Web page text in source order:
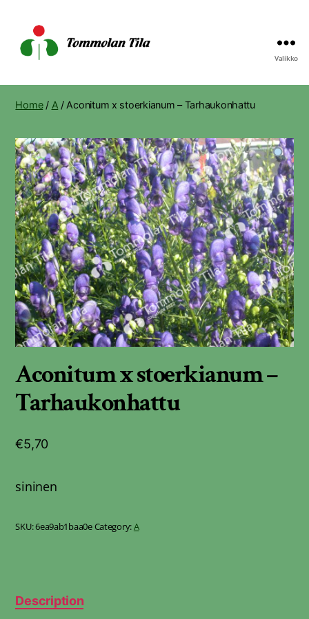
Tila
Valikko
Home/ A / Aconitum x stoerkianum – Tarhaukonhattu
Aconitum x stoerkianum –
Tarhaukonhattu
€5,70
sininen
SKU:6ea9ab1baa0eCategory:A
Description